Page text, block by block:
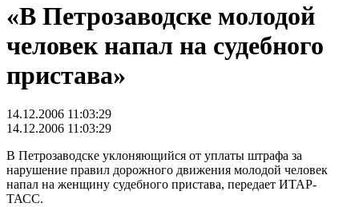
«В Петрозаводске молодой
человек напал на судебного
пристава»
14.12.2006 11:03:29
14.12.2006 11:03:29
В Петрозаводске уклоняющийся от уплаты штрафа за
нарушение правил дорожного движения молодой человек
напал на женщину судебного пристава, передает ИТАР-
ТАСС.